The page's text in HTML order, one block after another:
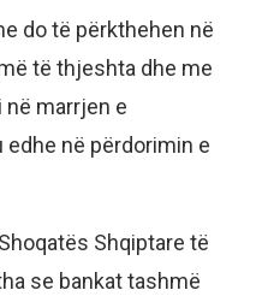
do të përkthehen në
të thjeshta dhe me
në marrjen e
në përdorimin e
Shqiptare të
se bankat tashmë